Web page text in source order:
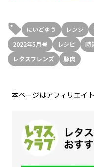
にいどゆう レンジ
2022年5月号
レシピ 時
レタスフレンズ
豚肉
本ページはアフィリエイ